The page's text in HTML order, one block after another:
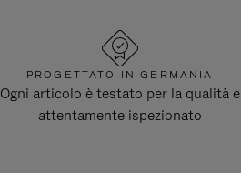
PROGETTATO IN GERMANIA
Ogni articolo è testato per la qualità e
attentamente ispezionato